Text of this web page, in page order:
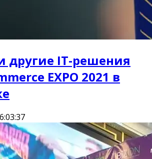
другие IT-решения
EXPO 2021 в